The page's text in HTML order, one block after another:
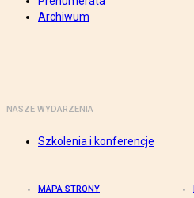
Archiwum
NASZE WYDARZENIA
Szkolenia i konferencje
MAPA STRONY